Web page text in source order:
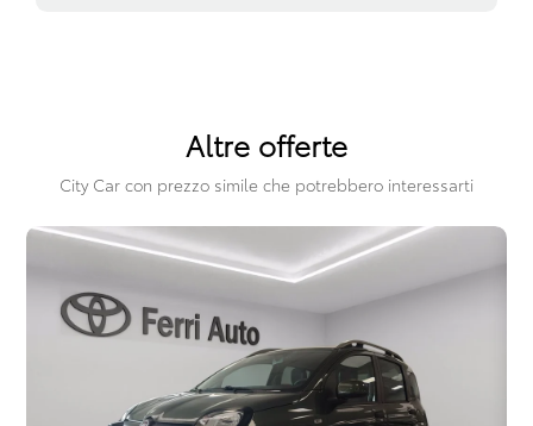
Privacy glass
Retrovisore interno fotocromatico
Retrovisori esterni in tinta tetto
Retrovisori esterni richiudibili elettricamente
Altre offerte
City Car con prezzo simile che potrebbero interessarti